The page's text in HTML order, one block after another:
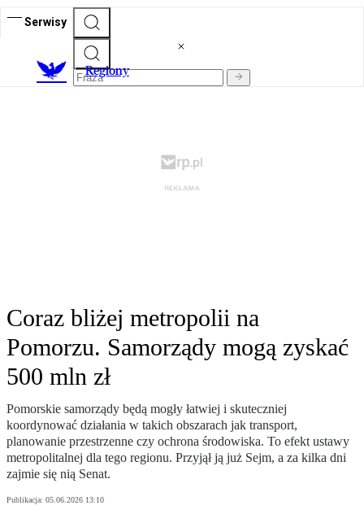
Serwisy
Regiony
Coraz bliżej metropolii na
Pomorzu. Samorządy mogą zyskać
500 mln zł
Pomorskie samorządy będą mogły łatwiej i skuteczniej
koordynować działania w takich obszarach jak transport,
planowanie przestrzenne czy ochrona środowiska. To efekt ustawy
metropolitalnej dla tego regionu. Przyjął ją już Sejm, a za kilka dni
zajmie się nią Senat.
Publikacja: 05.06.2026 13:10